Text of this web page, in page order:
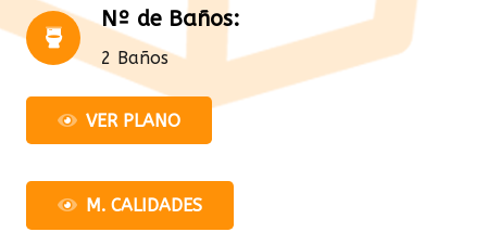
Nº de Baños:
2 Baños
VER PLANO
M. CALIDADES